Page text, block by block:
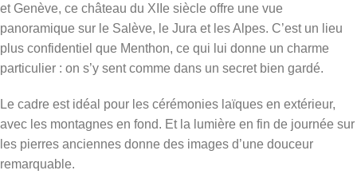
et Genève, ce château du XIIe siècle offre une vue
panoramique sur le Salève, le Jura et les Alpes. C’est un lieu
plus confidentiel que Menthon, ce qui lui donne un charme
particulier : on s’y sent comme dans un secret bien gardé.
Le cadre est idéal pour les cérémonies laïques en extérieur,
avec les montagnes en fond. Et la lumière en fin de journée sur
les pierres anciennes donne des images d’une douceur
remarquable.